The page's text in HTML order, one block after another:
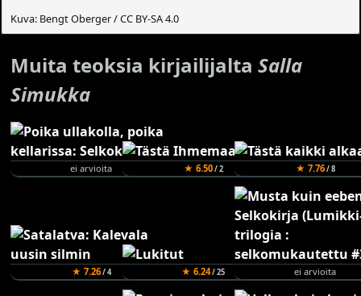
Kuva: Bengt Oberger / CC BY-SA 4.0
Muita teoksia kirjailijaltaSalla
Simukka
ei arvioita ★ 6.50/ 2 ★ 7.76/ 8
★ 7.26/ 4 ★ 6.24/ 25 ei arvioita